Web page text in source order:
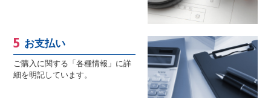
お支払い
ご購入に関する「各種情報」に詳
細を明記しています。